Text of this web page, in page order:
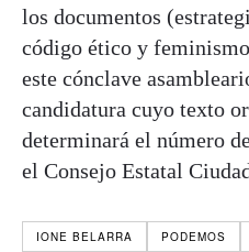
los documentos
código ético y
este cónclave
candidatura cuyo texto
determinará el número
el Consejo Estatal
IONE BELARRA PODEMOS